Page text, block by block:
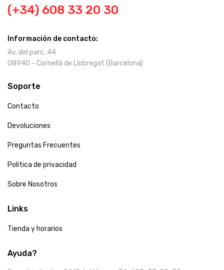
(+34) 608 33 20 30
Información de contacto:
Av. del parc, 44
08940 - Cornellà de Llobregat (Barcelona)
Soporte
Contacto
Devoluciones
Preguntas Frecuentes
Politica de privacidad
Sobre Nosotros
Links
Tienda y horarios
Ayuda?